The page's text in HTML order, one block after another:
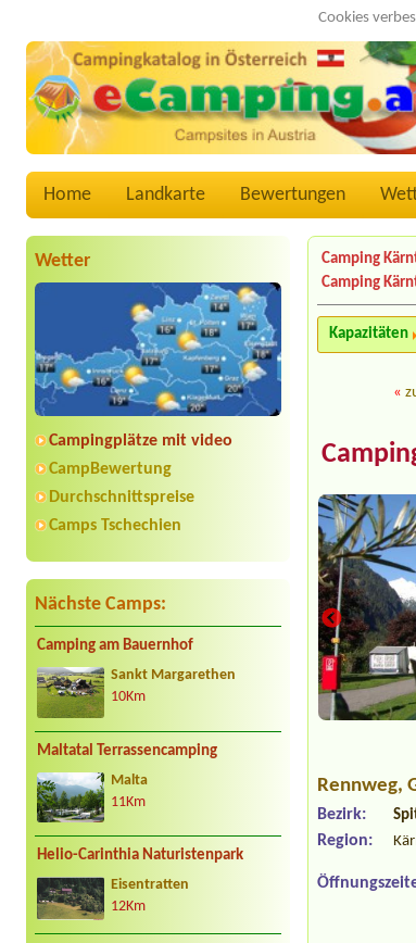
Cookies
Home Landkarte Bewertungen
Wetter
Campingplätze mit video
CampBewertung
Durchschnittspreise
Camps Tschechien
Nächste Camps:
Camping am Bauernhof
Sankt Margarethen
10Km
Maltatal Terrassencamping
Malta
11Km
Helio-Carinthia Naturistenpark
Eisentratten
12Km
Camping
Camping
Kapazitäten
«
Rennweg,
Bezirk:
Region: